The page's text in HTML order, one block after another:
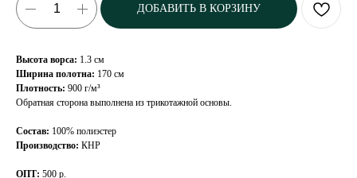
ДОБАВИТЬ В КОРЗИНУ
Высота ворса: 1.3 см
Ширина полотна: 170 см
Плотность: 900 г/м³
Обратная сторона выполнена из трикотажной основы.
Состав: 100% полиэстер
Производство: КНР
ОПТ: 500 р.